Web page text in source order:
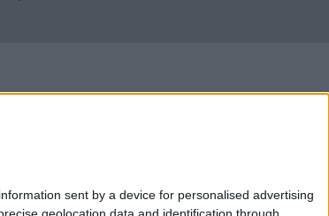
sent by a device for personalised advertising